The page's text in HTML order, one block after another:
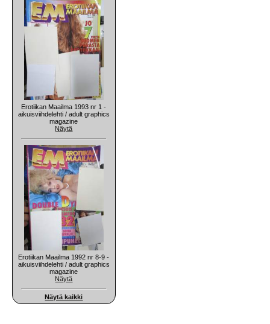
Erotiikan Maailma 1993 nr 1 -
aikuisviihdelehti / adult graphics
magazine
Näytä
Erotiikan Maailma 1992 nr 8-9 -
aikuisviihdelehti / adult graphics
magazine
Näytä
Näytä kaikki